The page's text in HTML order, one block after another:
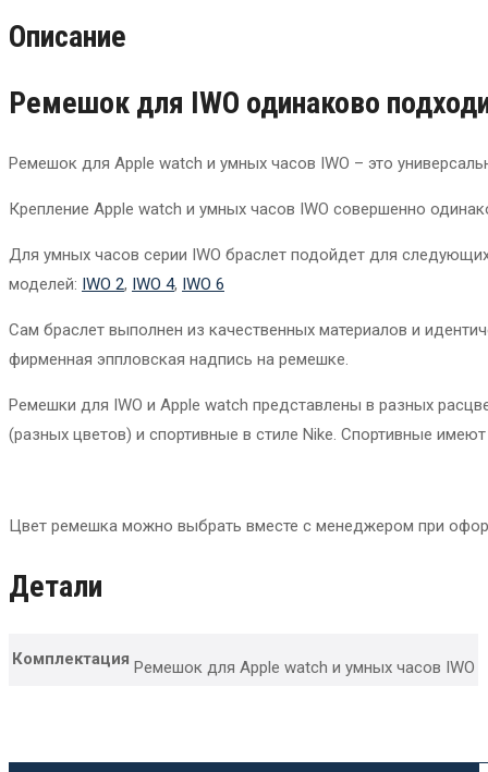
Описание
Ремешок для IWO одинаково
Ремешок для Apple watch и умных часов IWO – это
Крепление Apple watch и умных часов IWO совершенно
Для умных часов серии IWO браслет подойдет для
моделей: IWO 2, IWO 4, IWO 6
Сам браслет выполнен из качественных материалов и
фирменная эппловская надпись на ремешке.
Ремешки для IWO и Apple watch представлены в разных
(разных цветов) и спортивные в стиле Nike. Спортивные
Цвет ремешка можно выбрать вместе с менеджером при
Детали
Комплектация Ремешок для Apple watch и умных часов IWO